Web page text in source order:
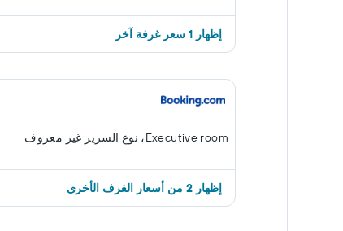
إظهار 1 سعر غرفة آخر
Executive room، نوع السرير غير معروف
إظهار 2 من أسعار الغرف الأخرى